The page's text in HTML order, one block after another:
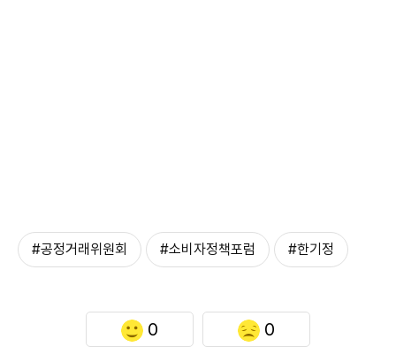
#공정거래위원회 #소비자정책포럼 #한기정
0 0